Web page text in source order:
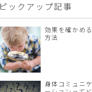
ピックアップ記事
効果を確かめる
方法
身体コミュニケ